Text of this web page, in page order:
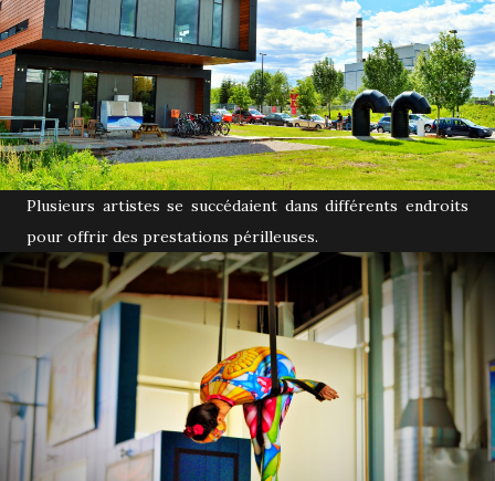
Plusieurs artistes se succédaient dans différents endroits
pour offrir des prestations périlleuses.